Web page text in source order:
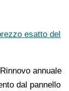
esatto del
annuale
dal pannello